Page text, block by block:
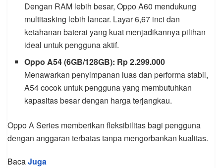
Dengan RAM lebih besar, Oppo A60 mendukung
multitasking lebih lancar. Layar 6,67 inci dan
ketahanan baterai yang kuat menjadikannya pilihan
ideal untuk pengguna aktif.
Oppo A54 (6GB/128GB): Rp 2.299.000
Menawarkan penyimpanan luas dan performa stabil,
A54 cocok untuk pengguna yang membutuhkan
kapasitas besar dengan harga terjangkau.
Oppo A Series memberikan fleksibilitas bagi pengguna
dengan anggaran terbatas tanpa mengorbankan kualitas.
BacaJuga